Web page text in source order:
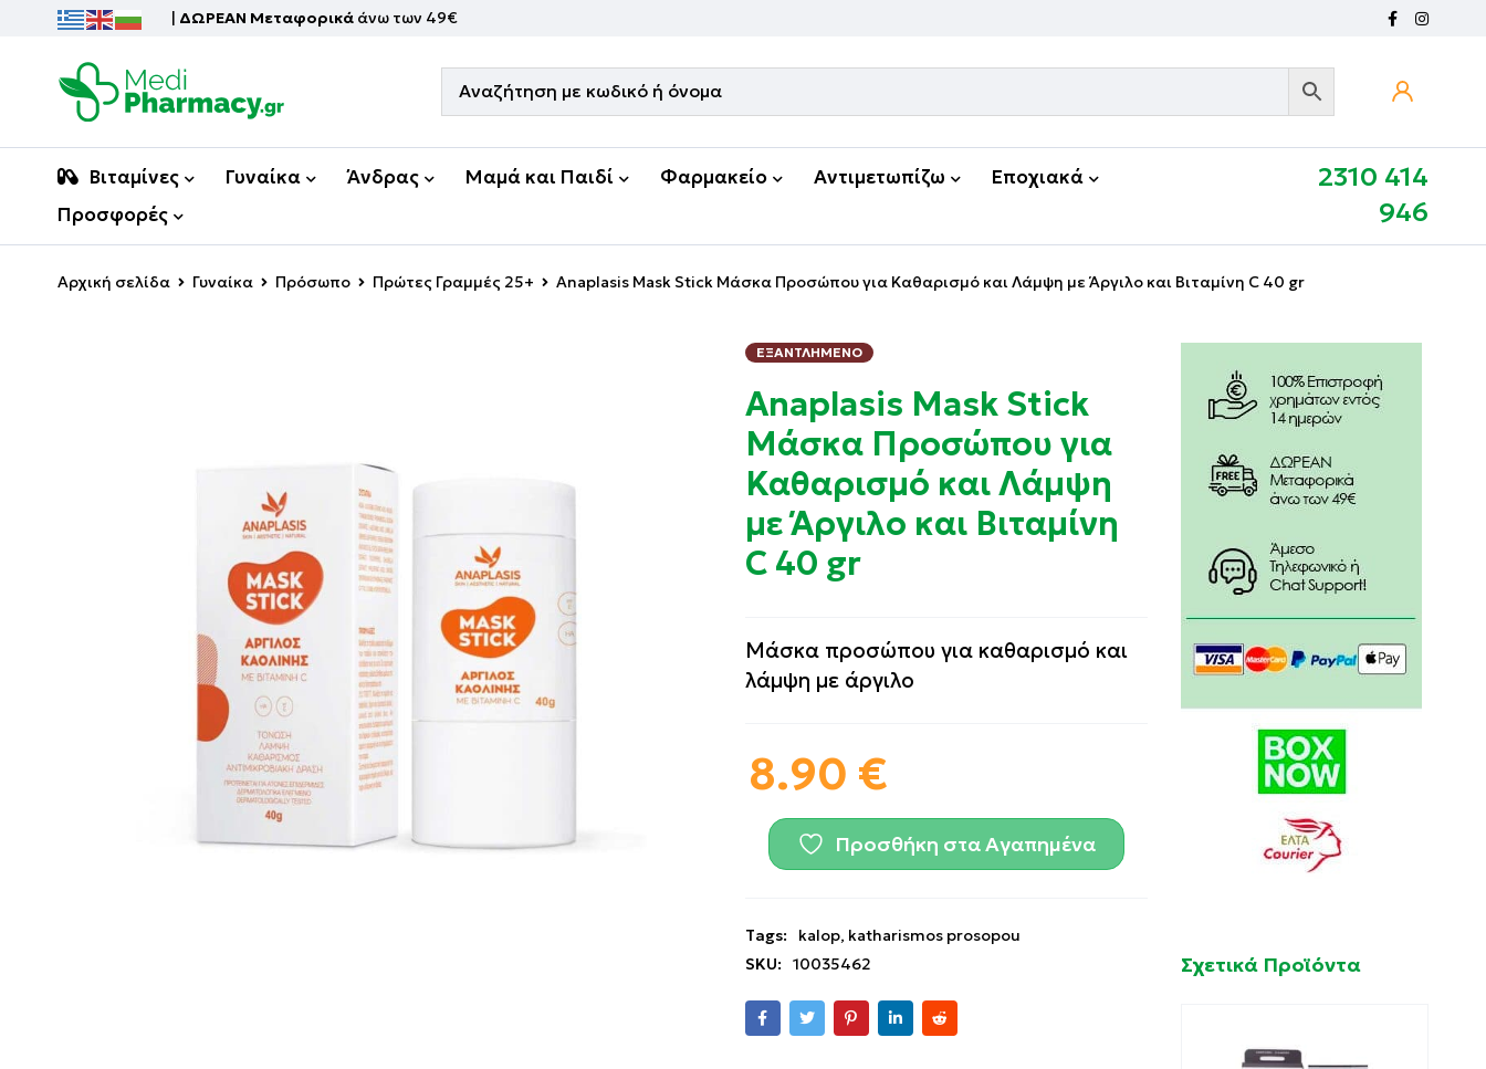
| ΔΩΡΕΑΝ Μεταφορικά άνω των 49€
Βιταμίνες Γυναίκα Άνδρας Μαμά και Παιδί Φαρμακείο Αντιμετωπίζω
Εποχιακά
Προσφορές
2310 414
946
Αρχική σελίδα Γυναίκα Πρόσωπο Πρώτες Γραμμές 25+ Anaplasis Mask Stick Μάσκα Προσώπου για Καθαρισμό και Λάμψη με Άργιλο και Βιταμίνη C 40 gr
ΕΞΑΝΤΛΗΜΈΝΟ
Anaplasis Mask Stick
Μάσκα Προσώπου για
Καθαρισμό και Λάμψη
με Άργιλο και Βιταμίνη
C 40 gr
Μάσκα προσώπου για καθαρισμό και
λάμψη με άργιλο
8.90 €
Προσθήκη στα Αγαπημένα
Tags: kalop, katharismos prosopou
SKU:
10035462 Σχετικά Προϊόντα